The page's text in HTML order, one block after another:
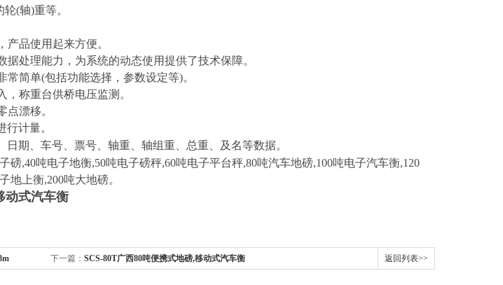
(轴)重等。
产品使用起来方便。
据处理能力，为系统的动态使用提供了技术保障。
简单(包括功能选择，参数设定等)。
称重台供桥电压监测。
点漂移。
计量。
期、车号、票号、轴重、轴组重、总重、及名等数据。
磅,40吨电子地衡,50吨电子磅秤,60吨电子平台秤,80吨汽车地磅,100吨电子汽车衡,120
地上衡,200吨大地磅。
动式汽车衡
下一篇： SCS-80T广西80吨便携式地磅,移动式汽车衡 返回列表>>